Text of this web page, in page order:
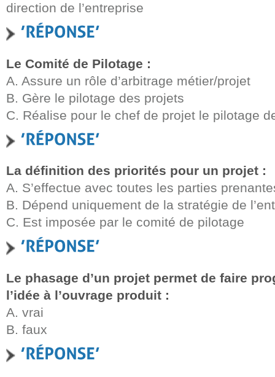
direction de l’entreprise
Le Comité de Pilotage :
A. Assure un rôle d’arbitrage métier/projet
B. Gère le pilotage des projets
C. Réalise pour le chef de projet le pilotage
La définition des priorités pour un projet :
A. S’effectue avec toutes les parties
B. Dépend uniquement de la stratégie de
C. Est imposée par le comité de pilotage
Le phasage d’un projet permet de faire
l’idée à l’ouvrage produit :
A. vrai
B. faux